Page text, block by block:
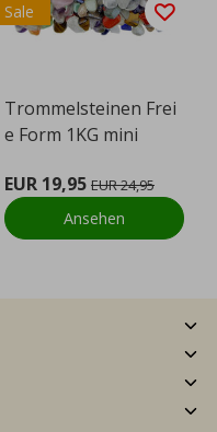
Sale
Trommelsteinen Frei
e Form 1KG mini
EUR 19,95 EUR 24,95
Ansehen